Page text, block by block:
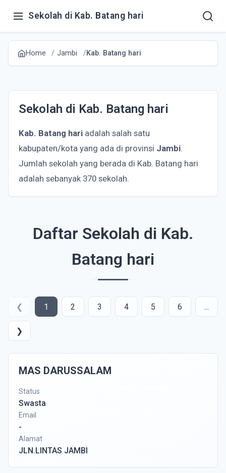
Sekolah di Kab. Batang hari
Home Jambi Kab. Batang hari
Sekolah di Kab. Batang hari
Kab. Batang hari adalah salah satu
kabupaten/kota yang ada di provinsi Jambi.
Jumlah sekolah yang berada di Kab. Batang hari
adalah sebanyak 370 sekolah.
Daftar Sekolah di Kab.
Batang hari
❮ 1 2 3 4 5 6 ...
❯
MAS DARUSSALAM
Status
Swasta
Email
-
Alamat
JLN.LINTAS JAMBI